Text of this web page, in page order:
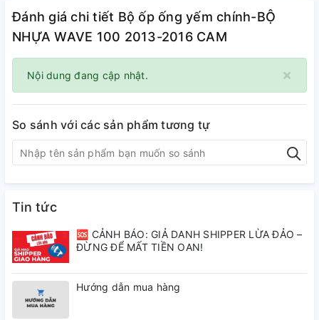
Đánh giá chi tiết Bộ ốp ống yếm chính-BỘ
NHỰA WAVE 100 2013-2016 CAM
×
Nội dung đang cập nhật.
So sánh với các sản phẩm tương tự
Tin tức
🆘 CẢNH BÁO: GIẢ DANH SHIPPER LỪA ĐẢO –
ĐỪNG ĐỂ MẤT TIỀN OAN!
Hướng dẫn mua hàng